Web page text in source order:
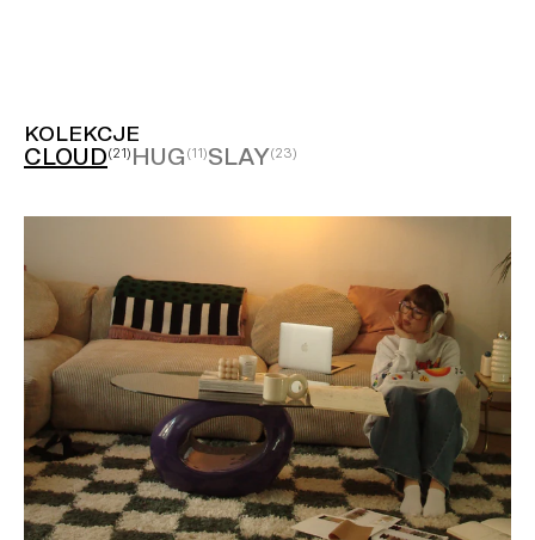
KOLEKCJE
CLOUD(21) HUG (11)SLAY(23)